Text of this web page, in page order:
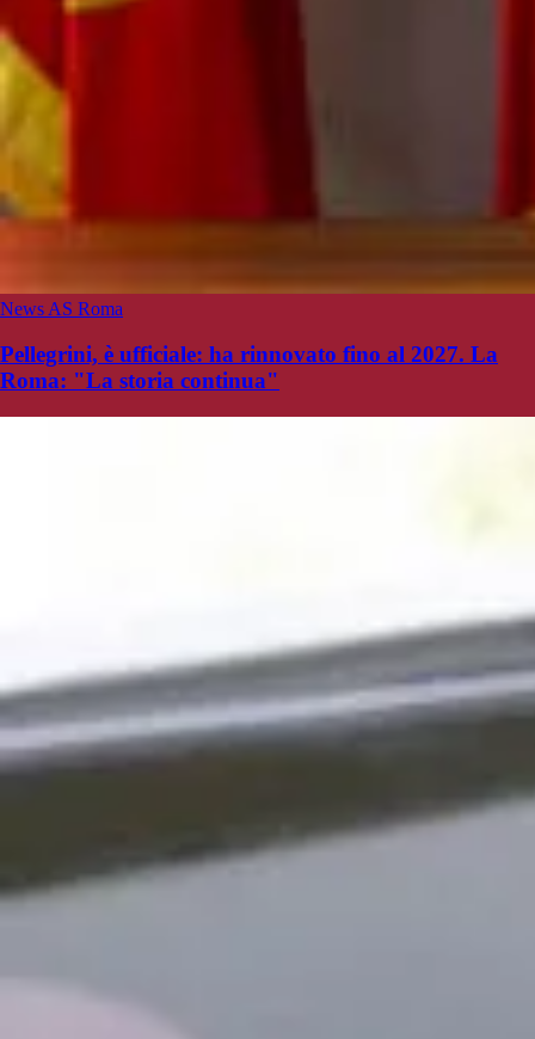
News AS Roma
Pellegrini, è ufficiale: ha rinnovato fino al 2027. La
Roma: "La storia continua"